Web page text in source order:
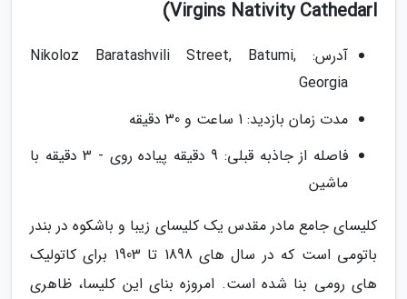
Virgins Nativity Cathedarl)
آدرس: Nikoloz Baratashvili Street, Batumi,
Georgia
مدت زمان بازدید: 1 ساعت و 30 دقیقه
فاصله از جاذبه قبلی: 9 دقیقه پیاده روی - 3 دقیقه با
ماشین
کلیسای جامع مادر مقدس یک کلیسای زیبا و باشکوه در بندر
باتومی است که در سال های 1898 تا 1903 برای کاتولیک
های رومی بنا شده است. امروزه بنای این کلیسا، ظاهری